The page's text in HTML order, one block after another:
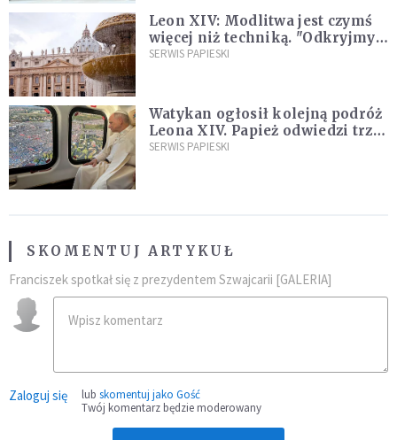
Leon XIV: Modlitwa jest czymś
więcej niż techniką. "Odkryjmy
ją na nowo"
SERWIS PAPIESKI
Watykan ogłosił kolejną podróż
Leona XIV. Papież odwiedzi trzy
kraje Ameryki Południowej
SERWIS PAPIESKI
SKOMENTUJ ARTYKUŁ
Franciszek spotkał się z prezydentem Szwajcarii [GALERIA]
Zaloguj się lub skomentuj jako Gość
Twój komentarz będzie moderowany